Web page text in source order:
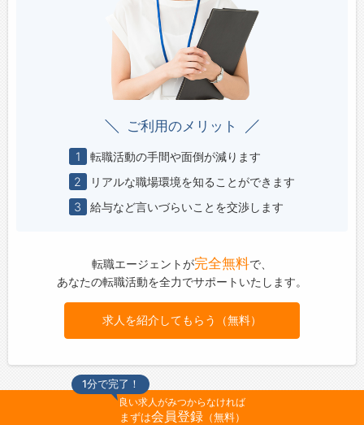
ご利用のメリット
1
転職活動の手間や面倒が減ります
2
リアルな職場環境を知ることができます
3
給与など言いづらいことを交渉します
転職エージェントが完全無料で、
あなたの転職活動を全力でサポートいたします。
求人を紹介してもらう（無料）
1分で完了！
良い求人がみつからなければ
まずは会員登録（無料）